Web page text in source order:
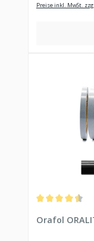
Preise inkl. MwSt.
Orafol